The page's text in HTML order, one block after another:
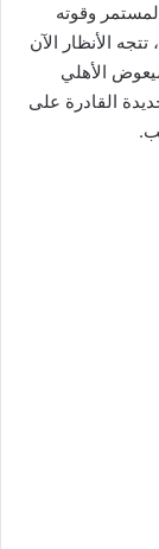
وقوته
الأنظار الآن
الأهلي
القادرة على